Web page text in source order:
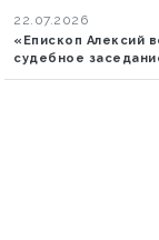
22.07.2026
«Епископ Алексий
судебное